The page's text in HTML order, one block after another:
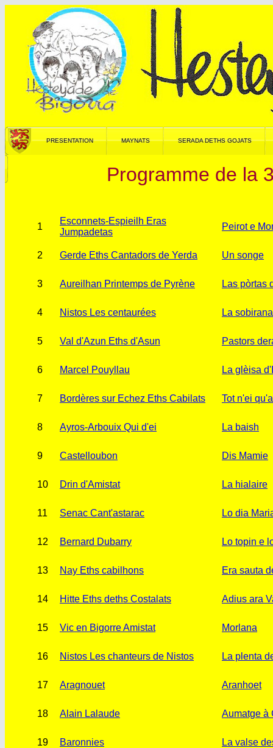
PRESENTATION MAYNATS SERADA DETHS GOJATS
Programme de la
1
Esconnets-Espieilh Eras
Jumpadetas
Peirot e
2 Gerde Eths Cantadors de Yerda Un songe
3 Aureilhan Printemps de Pyrène Las pòrtas
4 Nistos Les centaurées La sobirana
5 Val d'Azun Eths d'Asun Pastors
6 Marcel Pouyllau La glèisa
7 Bordères sur Echez Eths Cabilats Tot n'ei
8 Ayros-Arbouix Qui d'ei La baish
9 Castelloubon Dis Mamie
10 Drin d'Amistat La hialaire
11 Senac Cant'astarac Lo dia
12 Bernard Dubarry Lo topin e
13 Nay Eths cabilhons Era sauta
14 Hitte Eths deths Costalats Adius ara
15 Vic en Bigorre Amistat Morlana
16 Nistos Les chanteurs de Nistos La plenta
17 Aragnouet Aranhoet
18 Alain Lalaude Aumatge à
19 Baronnies La valse